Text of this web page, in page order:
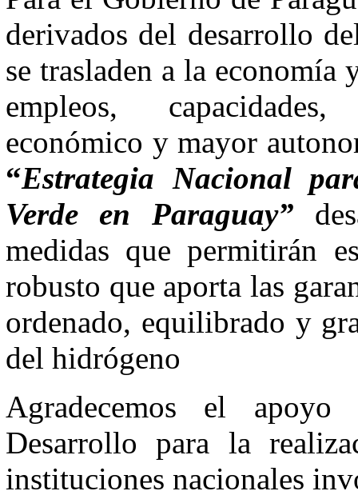
derivados del desarrollo
se trasladen a la economía
empleos,
económico y mayor
“Estrategia Nacional
Verde en Paraguay”
medidas que permitirán
robusto que aporta las
ordenado, equilibrado y
del hidrógeno
Agradecemos el
Desarrollo para la
instituciones nacionales